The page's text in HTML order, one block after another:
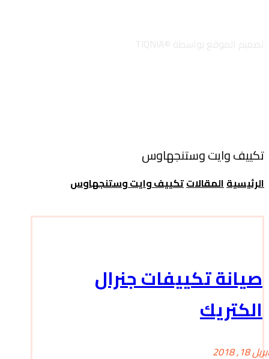
تكييف وايت وستنجهاوس
الرئيسيةالمقالاتتكييف وايت وستنجهاوس
صيانة تكييفات جنرال
الكتريك
أبريل 18, 2018